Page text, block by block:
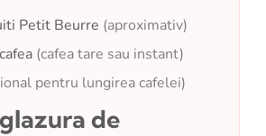
Petit Beurre (aproximativ)
cafea (cafea tare sau instant)
pentru lungirea cafelei)
de